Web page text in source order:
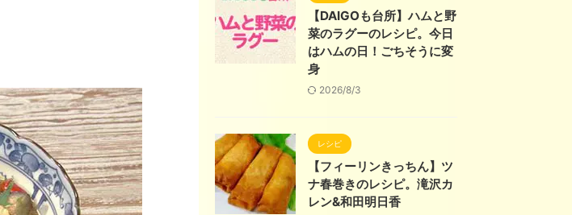
【DAIGOも台所】ハムと野
菜のラグーのレシピ。今日
はハムの日！ごちそうに変
身
2026/8/3
レシピ
【フィーリンきっちん】ツ
ナ春巻きのレシピ。滝沢カ
レン&和田明日香